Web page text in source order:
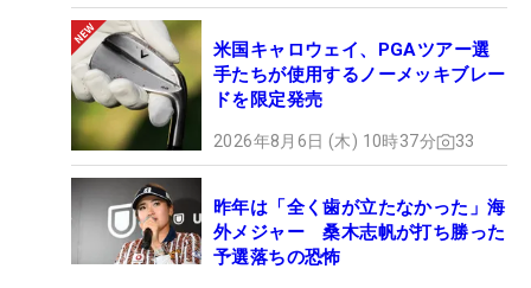
米国キャロウェイ、PGAツアー選
手たちが使用するノーメッキブレー
ドを限定発売
2026年8月6日 (木) 10時37分 33
昨年は「全く歯が立たなかった」海
外メジャー 桑木志帆が打ち勝った
予選落ちの恐怖